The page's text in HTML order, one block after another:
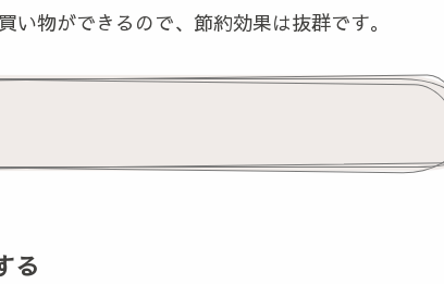
物ができるので、節約効果は抜群です。
る